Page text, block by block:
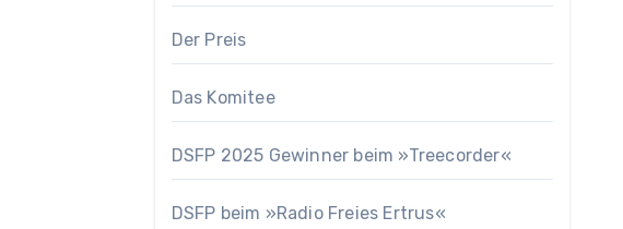
Der Preis
Das Komitee
DSFP 2025 Gewinner beim »Treecorder«
DSFP beim »Radio Freies Ertrus«